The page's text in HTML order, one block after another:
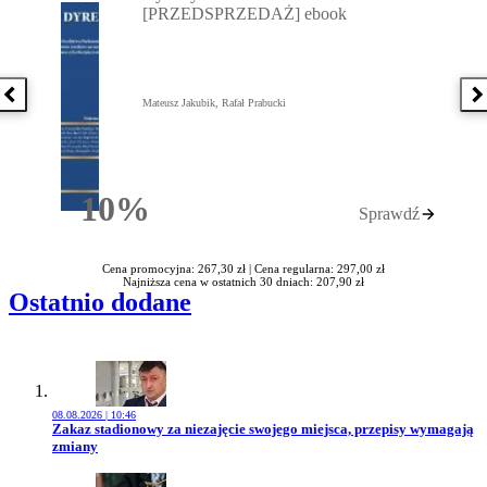
Poprzednia książka
10%Rabatu
[PRZEDSPRZEDAŻ] ebook
Mateusz Jakubik, Rafał Prabucki
Sprawdź
Cena promocyjna: 267,30 zł | Cena regularna: 297,00 zł
Najniższa cena w ostatnich 30 dniach: 207,90 zł
Ostatnio dodane
08.08.2026 | 10:46
Przejdź do artykułu:
Zakaz stadionowy za niezajęcie swojego miejsca, przepisy wymagają
zmiany